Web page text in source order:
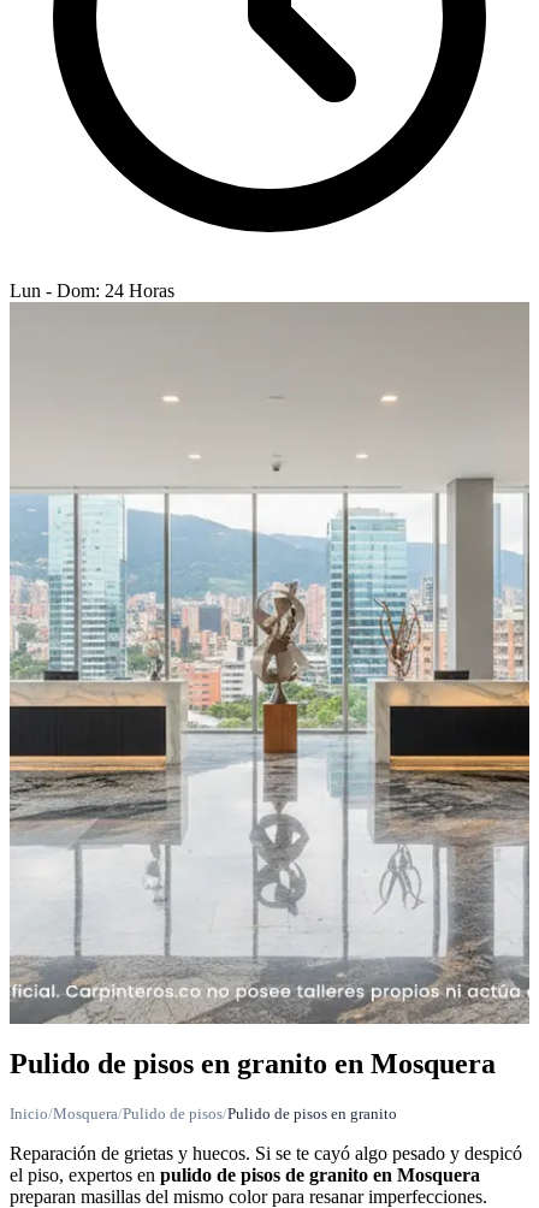
Lun - Dom: 24 Horas
Pulido de pisos en granito en Mosquera
Inicio/Mosquera/Pulido de pisos/Pulido de pisos en granito
Reparación de grietas y huecos. Si se te cayó algo pesado y despicó
el piso, expertos en pulido de pisos de granito en Mosquera
preparan masillas del mismo color para resanar imperfecciones.